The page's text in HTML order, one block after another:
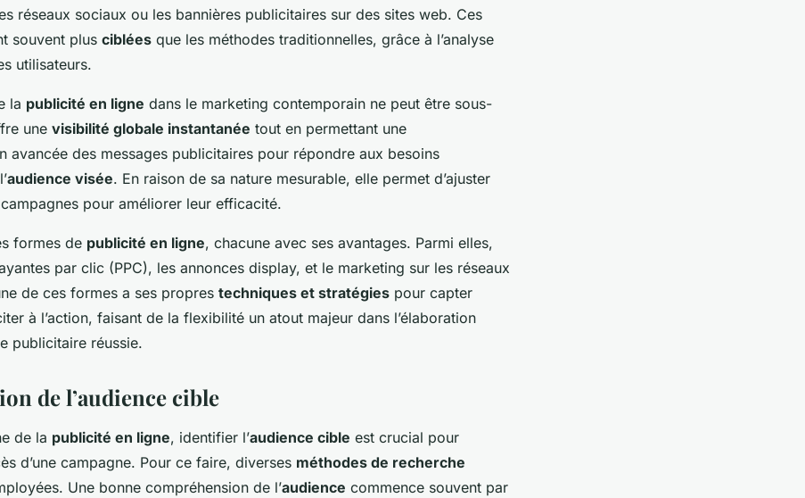
réseaux sociaux ou les bannières publicitaires sur des sites web. Ces
souvent plus ciblées que les méthodes traditionnelles, grâce à l’analyse
utilisateurs.
la publicité en ligne dans le marketing contemporain ne peut être sous-
une visibilité globale instantanée tout en permettant une
avancée des messages publicitaires pour répondre aux besoins
audience visée. En raison de sa nature mesurable, elle permet d’ajuster
pour améliorer leur efficacité.
formes de publicité en ligne, chacune avec ses avantages. Parmi elles,
par clic (PPC), les annonces display, et le marketing sur les réseaux
de ces formes a ses propres techniques et stratégies pour capter
à l’action, faisant de la flexibilité un atout majeur dans l’élaboration
publicitaire réussie.
de l’audience cible
de la publicité en ligne, identifier l’audience cible est crucial pour
d’une campagne. Pour ce faire, diverses méthodes de recherche
Une bonne compréhension de l’audience commence souvent par